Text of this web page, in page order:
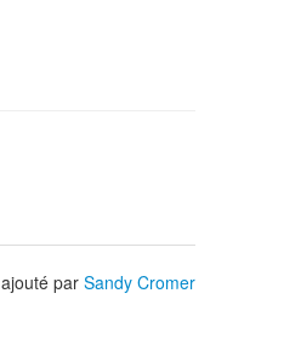
ajouté par Sandy Cromer